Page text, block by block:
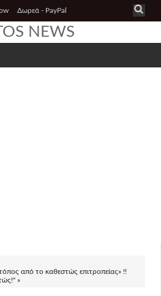
Δωρεά - PayPal
NEWS
από το καθεστώς επιτροπείας» !!
»